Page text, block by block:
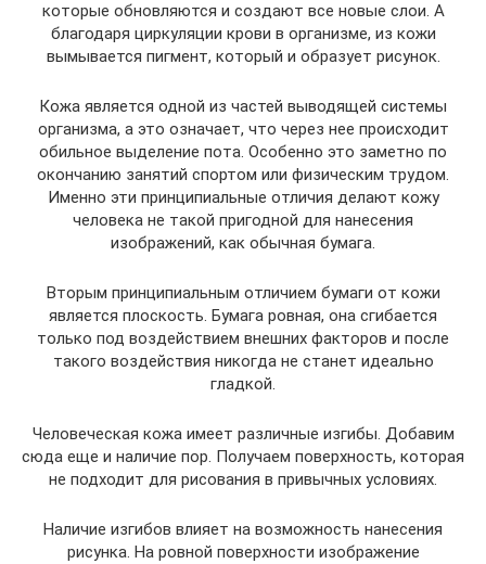
которые обновляются и создают все новые слои. А
благодаря циркуляции крови в организме, из кожи
вымывается пигмент, который и образует рисунок.
Кожа является одной из частей выводящей системы
организма, а это означает, что через нее происходит
обильное выделение пота. Особенно это заметно по
окончанию занятий спортом или физическим трудом.
Именно эти принципиальные отличия делают кожу
человека не такой пригодной для нанесения
изображений, как обычная бумага.
Вторым принципиальным отличием бумаги от кожи
является плоскость. Бумага ровная, она сгибается
только под воздействием внешних факторов и после
такого воздействия никогда не станет идеально
гладкой.
Человеческая кожа имеет различные изгибы. Добавим
сюда еще и наличие пор. Получаем поверхность, которая
не подходит для рисования в привычных условиях.
Наличие изгибов влияет на возможность нанесения
рисунка. На ровной поверхности изображение